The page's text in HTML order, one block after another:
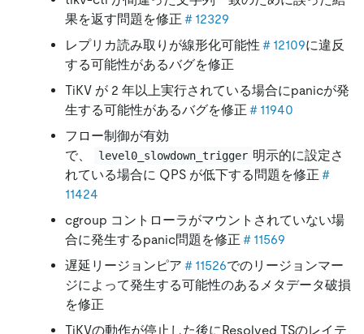
果を返す問題を修正 ＃12329
レプリカ読み取りが線形化可能性 ＃12109に違反
する可能性があるバグを修正
TiKV が 2 年以上実行されている場合にpanicが発
生する可能性があるバグを修正 ＃11940
フロー制御が有効
で、
level0_slowdown_trigger 明示的に設定さ
れている場合に QPS が低下する問題を修正 ＃
11424
cgroup コントローラがマウントされていない場
合に発生するpanic問題を修正 ＃11569
遅延リージョンピア ＃11526でのリージョンマー
ジによって発生する可能性のあるメタデータ破損
を修正
TiKVの動作が停止した後にResolved TSのレイテ